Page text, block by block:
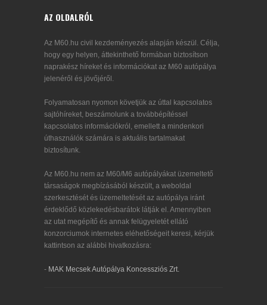
AZ OLDALRÓL
Az M60.hu civil kezdeményezés alapján készül. Célja,
hogy egy helyen, áttekinthető formában biztosítson
naprakész híreket és információkat az M60 autópálya
jelenéről és jövőjéről.
Folyamatosan nyomon követjük az úttal kapcsolatos
sajtóhíreket, beszámolunk a továbbépítéssel
kapcsolatos információkról, emellett a mindenkori
úthasználók számára is aktuális tartalmakat
biztosítunk.
Az M60.hu nem az M60/M6 autópályákat üzemeltető
társaságok megbízásából készült, a weboldal
szerkesztését és üzemeltetését az autópálya iránt
érdeklődő közlekedésbarátok látják el. Amennyiben
az utat megépítő és annak felügyeletét ellátó
konzorciumok internetes eléhetőségeit keresi, kérjük
kattintson az alábbi hivatkozásra:
- MAK Mecsek Autópálya Koncessziós Zrt.